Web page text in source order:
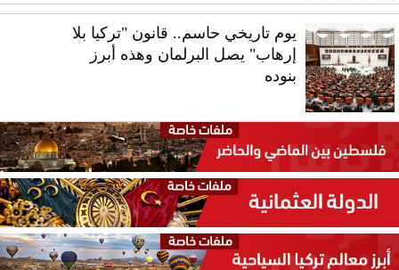
يوم تاريخي حاسم.. قانون "تركيا بلا
إرهاب" يصل البرلمان وهذه أبرز
بنوده